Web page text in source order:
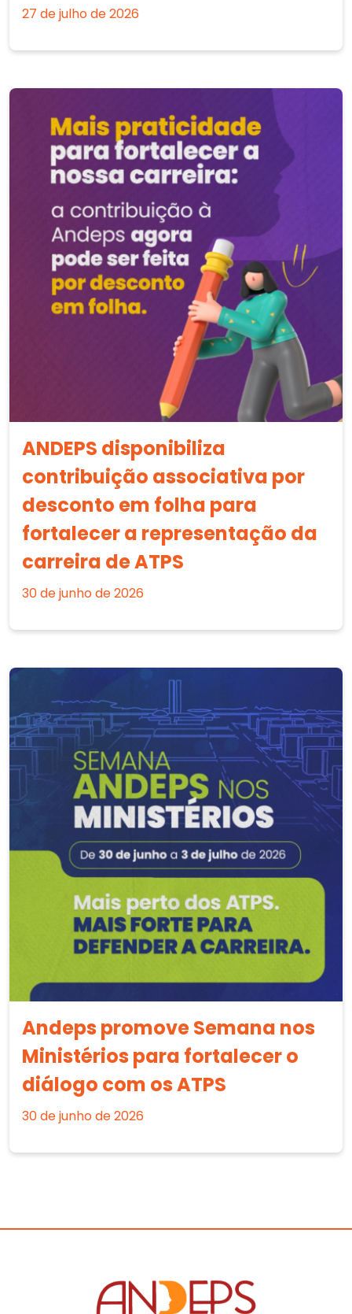
27 de julho de 2026
ANDEPS disponibiliza
contribuição associativa por
desconto em folha para
fortalecer a representação da
carreira de ATPS
30 de junho de 2026
Andeps promove Semana nos
Ministérios para fortalecer o
diálogo com os ATPS
30 de junho de 2026